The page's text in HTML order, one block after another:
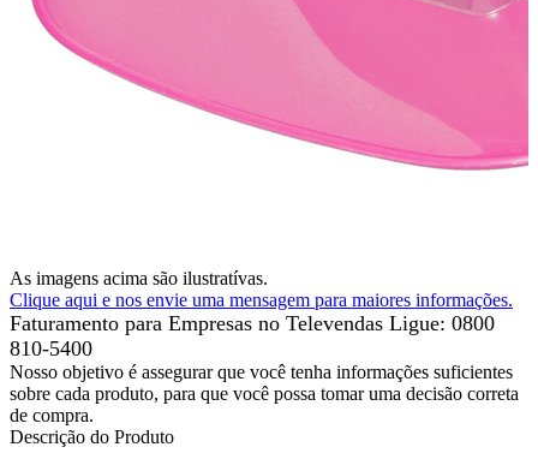
As imagens acima são ilustratívas.
Clique aqui e nos envie uma mensagem para maiores informações.
Faturamento para Empresas no Televendas Ligue: 0800
810-5400
Nosso objetivo é assegurar que você tenha informações suficientes
sobre cada produto, para que você possa tomar uma decisão correta
de compra.
Descrição do Produto